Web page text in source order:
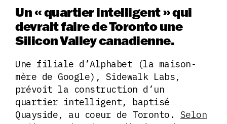
Un « quartier intelligent » qui
devrait faire de Toronto une
Silicon Valley canadienne.
Une filiale d’Alphabet (la maison-
mère de Google), Sidewalk Labs,
prévoit la construction d’un
quartier intelligent, baptisé
Quayside, au coeur de Toronto. Selon